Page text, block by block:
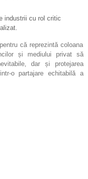
industrii cu rol critic
că reprezintă coloana
și mediului privat să
dar și protejarea
o partajare echitabilă a